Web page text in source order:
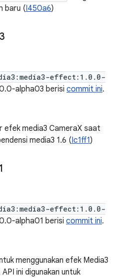
baru (I450a6)
effect:1.0.0-
alpha03 berisi commit ini.
efek media3 CameraX saat
media3 1.6 (Ic1ff1)
effect:1.0.0-
alpha01 berisi commit ini.
menggunakan efek Media3
ini digunakan untuk